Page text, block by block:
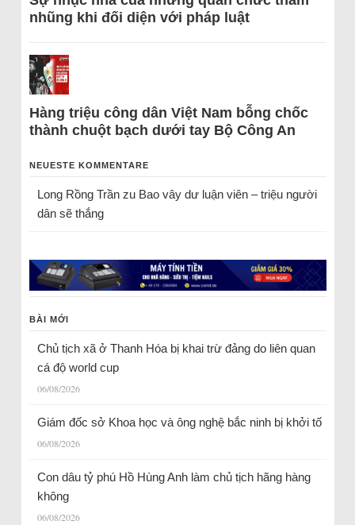
nhũng khi đối diện với pháp luật
Hàng triệu công dân Việt Nam bỗng chốc
thành chuột bạch dưới tay Bộ Công An
NEUESTE KOMMENTARE
Long Rồng Trầnzu Bao vây dư luận viên – triệu người
dân sẽ thắng
BÀI MỚI
Chủ tịch xã ở Thanh Hóa bị khai trừ đảng do liên quan
cá độ world cup
06/08/2026
Giám đốc sở Khoa học và ông nghệ bắc ninh bị khởi tố
06/08/2026
Con dâu tỷ phú Hồ Hùng Anh làm chủ tịch hãng hàng
không
06/08/2026